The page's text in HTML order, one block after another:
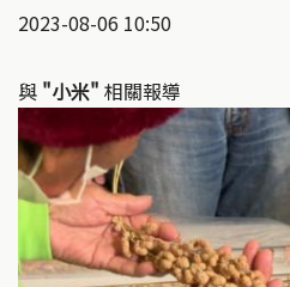
2023-08-06 10:50
與 "小米" 相關報導